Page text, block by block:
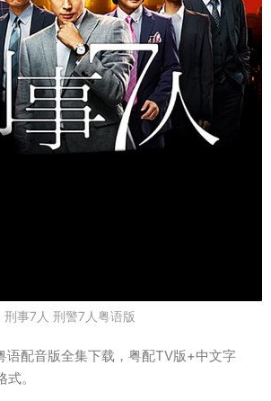
刑事7人 刑警7人粤语版
语配音版全集下载，粤配TV版+中文字
。